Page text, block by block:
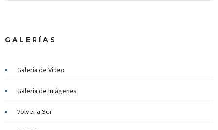
GALERÍAS
Galería de Video
Galería de Imágenes
Volver a Ser